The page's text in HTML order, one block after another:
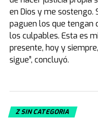
en Dios y me sostengo.
paguen los que tengan
los culpables. Esta es
presente, hoy y
sigue”, concluyó.
Z SIN CATEGORIA